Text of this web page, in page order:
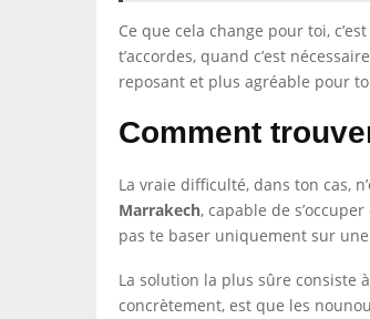
Ce que cela change pour toi,
t’accordes, quand c’est
reposant et plus agréable pour
Comment
La vraie difficulté, dans ton cas,
Marrakech, capable de
pas te baser uniquement sur
La solution la plus sûre consiste
concrètement, est que les